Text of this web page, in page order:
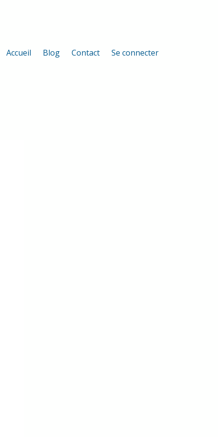
Accueil Blog Contact Se connecter